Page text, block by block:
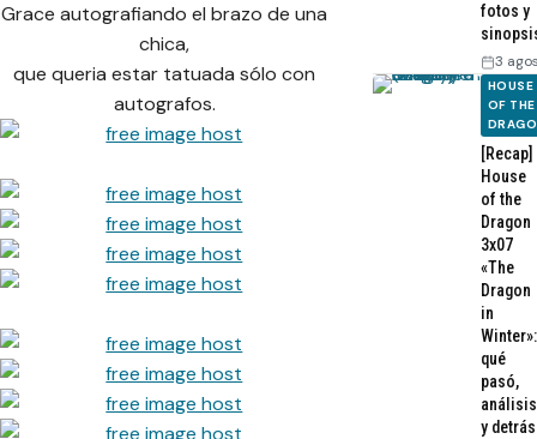
Grace autografiando el brazo de una
chica,
que queria estar tatuada sólo con
autografos.
fotos y
3
HOUSE
OF THE
[Recap]
House
of the
Dragon
3x07
«The
Dragon
in
Winter»:
qué
pasó,
análisis
y detrás